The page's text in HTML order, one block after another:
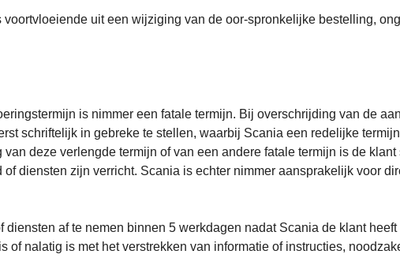
uit een wijziging van de oor-spronkelijke bestelling,
is nimmer een fatale termijn. Bij overschrijding van de
schriftelijk in gebreke te stellen, waarbij Scania een redelijke
deze verlengde termijn of van een andere fatale termijn is de
diensten zijn verricht. Scania is echter nimmer aansprakelijk voor
diensten af te nemen binnen 5 werkdagen nadat Scania de klant
of nalatig is met het verstrekken van informatie of instructies,